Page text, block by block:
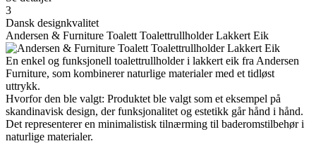
3
Dansk designkvalitet
Andersen & Furniture Toalett Toalettrullholder Lakkert Eik
En enkel og funksjonell toalettrullholder i lakkert eik fra Andersen
Furniture, som kombinerer naturlige materialer med et tidløst
uttrykk.
Hvorfor den ble valgt: Produktet ble valgt som et eksempel på
skandinavisk design, der funksjonalitet og estetikk går hånd i hånd.
Det representerer en minimalistisk tilnærming til baderomstilbehør i
naturlige materialer.